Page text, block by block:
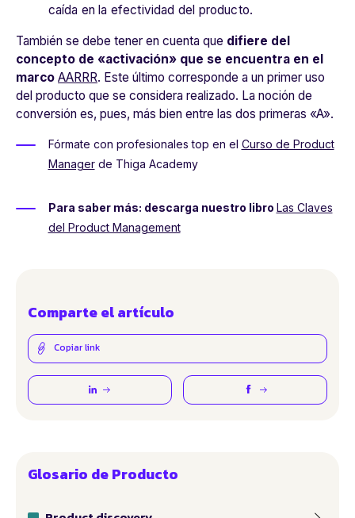
caída en la efectividad del producto.
También se debe tener en cuenta que difiere del
concepto de «activación» que se encuentra en el
marco AARRR. Este último corresponde a un primer uso
del producto que se considera realizado. La noción de
conversión es, pues, más bien entre las dos primeras «A».
Fórmate con profesionales top en el Curso de Product
Managerde Thiga Academy
Para saber más: descarga nuestro libro Las Claves
del Product Management
Comparte el artículo
Copiar link
Glosario de Producto